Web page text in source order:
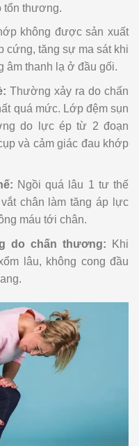
tổn thương.
không được sản xuất
cứng, tăng sự ma sát khi
âm thanh lạ ở đầu gối.
Thường xảy ra do chấn
quá mức. Lớp đệm sụn
do lực ép từ 2 đoạn
và cảm giác đau khớp
Ngồi quá lâu 1 tư thế
chân làm tăng áp lực
máu tới chân.
do chấn thương: Khi
lâu, không cong đầu